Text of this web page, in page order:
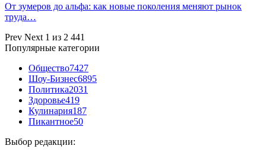
От зумеров до альфа: как новые поколения меняют рынок
труда…
Prev Next 1 из 2 441
Популярные категории
Общество7427
Шоу-Бизнес6895
Политика2031
Здоровье419
Кулинария187
Пикантное50
Выбор редакции: